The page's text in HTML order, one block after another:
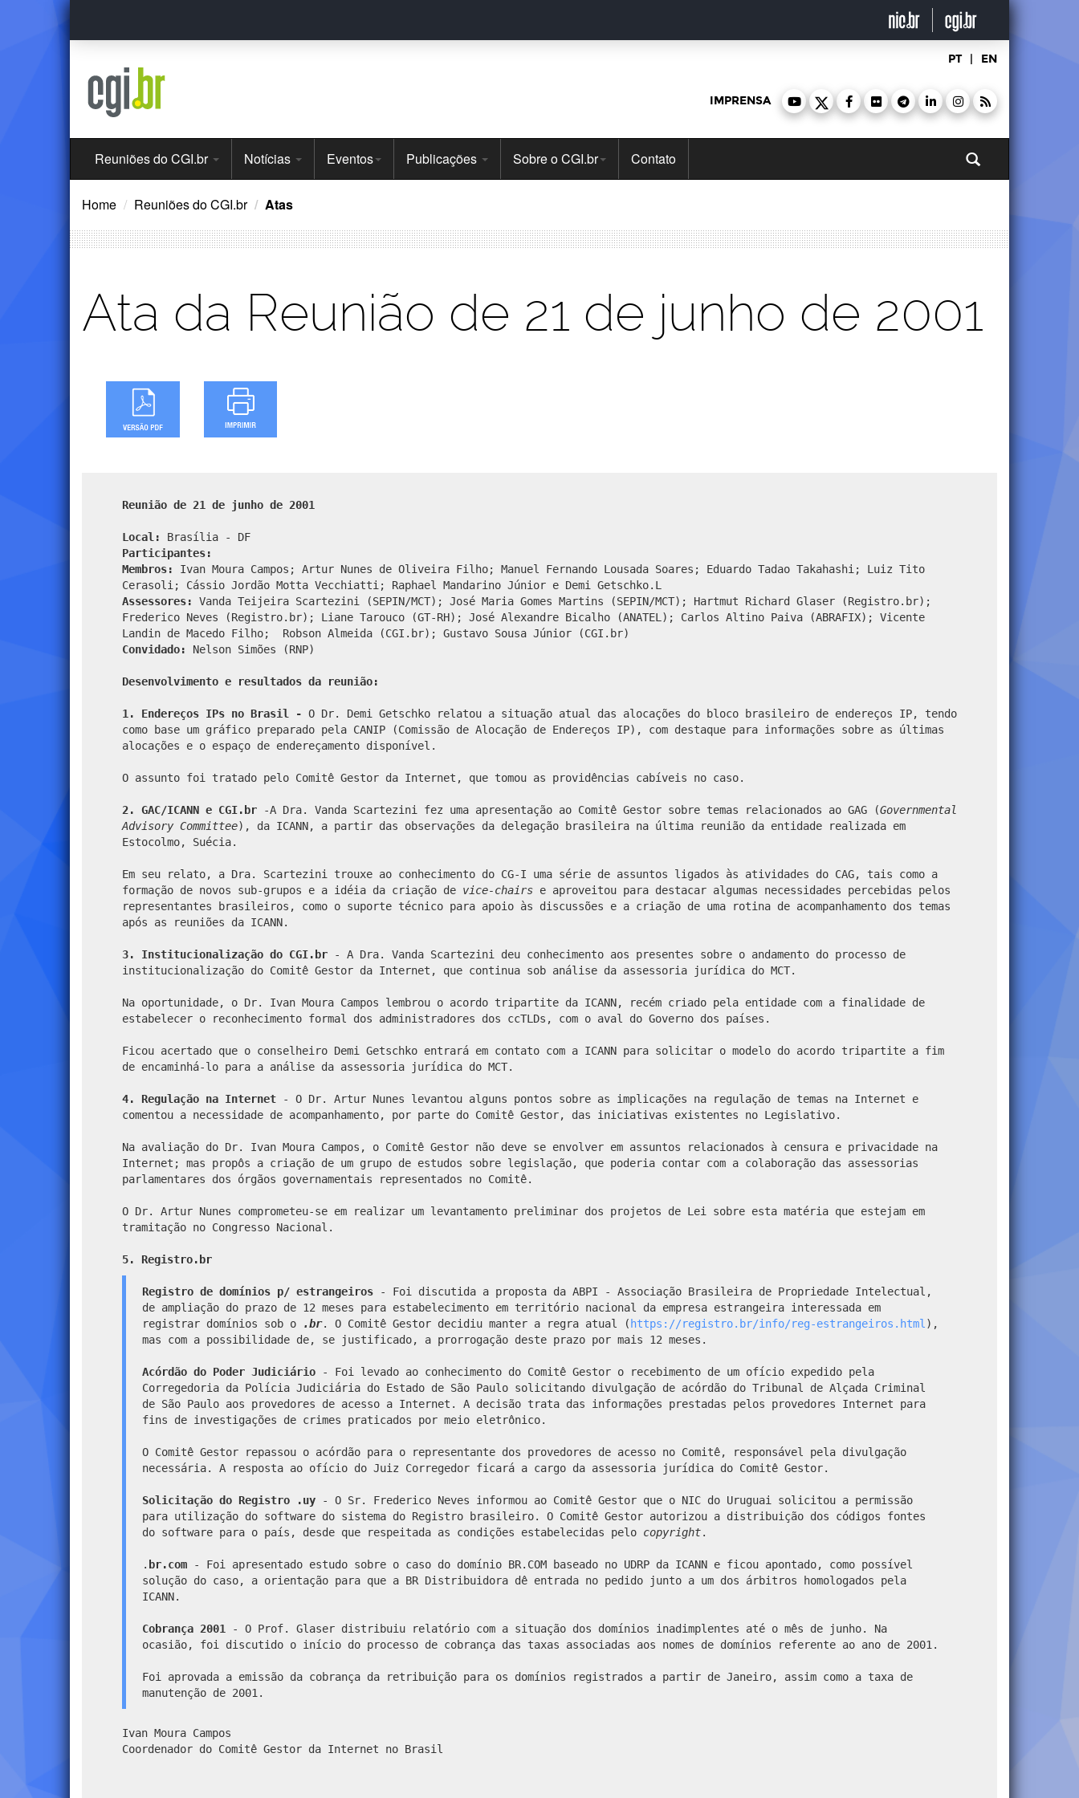
Ir
o
PT | EN
IMPRENSA
Menu
Principal
Reuniões do CGI.br Notícias Eventos Publicações Sobre o CGI.br Contato
Home Reuniões do CGI.br Atas
Ata da Reunião de 21 de junho de 2001
Reunião de 21 de junho de 2001
Local:
Brasília - DF
Participantes:
Membros:
Ivan Moura Campos; Artur Nunes de Oliveira Filho; Manuel Fernando Lousada Soares; Eduardo Tadao Takahashi; Luiz Tito
Cerasoli; Cássio Jordão Motta Vecchiatti; Raphael Mandarino Júnior e Demi Getschko.L
Assessores:
Vanda Teijeira Scartezini (SEPIN/MCT); José Maria Gomes Martins (SEPIN/MCT); Hartmut Richard Glaser (Registro.br);
Frederico Neves (Registro.br); Liane Tarouco (GT-RH); José Alexandre Bicalho (ANATEL); Carlos Altino Paiva (ABRAFIX); Vicente
Landin de Macedo Filho; Robson Almeida (CGI.br); Gustavo Sousa Júnior (CGI.br)
Convidado:
Nelson Simões (RNP)
Desenvolvimento e resultados da reunião:
1. Endereços IPs no Brasil - O Dr. Demi Getschko relatou a situação atual das alocações do bloco brasileiro de endereços IP, tendo
como base um gráfico preparado pela CANIP (Comissão de Alocação de Endereços IP), com destaque para informações sobre as últimas
alocações e o espaço de endereçamento disponível.
O assunto foi tratado pelo Comitê Gestor da Internet, que tomou as providências cabíveis no caso.
2. GAC/ICANN e CGI.br -A Dra. Vanda Scartezini fez uma apresentação ao Comitê Gestor sobre temas relacionados ao GAG (Governmental
Advisory Committee), da ICANN, a partir das observações da delegação brasileira na última reunião da entidade realizada em
Estocolmo, Suécia.
Em seu relato, a Dra. Scartezini trouxe ao conhecimento do CG-I uma série de assuntos ligados às atividades do CAG, tais como a
formação de novos sub-grupos e a idéia da criação de vice-chairs e aproveitou para destacar algumas necessidades percebidas pelos
representantes brasileiros, como o suporte técnico para apoio às discussões e a criação de uma rotina de acompanhamento dos temas
após as reuniões da ICANN.
3. Institucionalização do CGI.br
- A Dra. Vanda Scartezini deu conhecimento aos presentes sobre o andamento do processo de
institucionalização do Comitê Gestor da Internet, que continua sob análise da assessoria jurídica do MCT.
Na oportunidade, o Dr. Ivan Moura Campos lembrou o acordo tripartite da ICANN, recém criado pela entidade com a finalidade de
estabelecer o reconhecimento formal dos administradores dos ccTLDs, com o aval do Governo dos países.
Ficou acertado que o conselheiro Demi Getschko entrará em contato com a ICANN para solicitar o modelo do acordo tripartite a fim
de encaminhá-lo para a análise da assessoria jurídica do MCT.
4. Regulação na Internet
- O Dr. Artur Nunes levantou alguns pontos sobre as implicações na regulação de temas na Internet e
comentou a necessidade de acompanhamento, por parte do Comitê Gestor, das iniciativas existentes no Legislativo.
Na avaliação do Dr. Ivan Moura Campos, o Comitê Gestor não deve se envolver em assuntos relacionados à censura e privacidade na
Internet; mas propôs a criação de um grupo de estudos sobre legislação, que poderia contar com a colaboração das assessorias
parlamentares dos órgãos governamentais representados no Comitê.
O Dr. Artur Nunes comprometeu-se em realizar um levantamento preliminar dos projetos de Lei sobre esta matéria que estejam em
tramitação no Congresso Nacional.
5. Registro.br
Registro de domínios p/ estrangeiros - Foi discutida a proposta da ABPI - Associação Brasileira de Propriedade Intelectual,
de ampliação do prazo de 12 meses para estabelecimento em território nacional da empresa estrangeira interessada em
registrar domínios sob o
.br. O Comitê Gestor decidiu manter a regra atual (https://registro.br/info/reg-estrangeiros.html ),
mas com a possibilidade de, se justificado, a prorrogação deste prazo por mais 12 meses.
Acórdão do Poder Judiciário - Foi levado ao conhecimento do Comitê Gestor o recebimento de um ofício expedido pela
Corregedoria da Polícia Judiciária do Estado de São Paulo solicitando divulgação de acórdão do Tribunal de Alçada Criminal
de São Paulo aos provedores de acesso a Internet. A decisão trata das informações prestadas pelos provedores Internet para
fins de investigações de crimes praticados por meio eletrônico.
O Comitê Gestor repassou o acórdão para o representante dos provedores de acesso no Comitê, responsável pela divulgação
necessária. A resposta ao ofício do Juiz Corregedor ficará a cargo da assessoria jurídica do Comitê Gestor.
Solicitação do Registro .uy - O Sr. Frederico Neves informou ao Comitê Gestor que o NIC do Uruguai solicitou a permissão
para utilização do software do sistema do Registro brasileiro. O Comitê Gestor autorizou a distribuição dos códigos fontes
do software para o país, desde que respeitada as condições estabelecidas pelo copyright.
. br.com - Foi apresentado estudo sobre o caso do domínio BR.COM baseado no UDRP da ICANN e ficou apontado, como possível
solução do caso, a orientação para que a BR Distribuidora dê entrada no pedido junto a um dos árbitros homologados pela
ICANN.
Cobrança 2001
- O Prof. Glaser distribuiu relatório com a situação dos domínios inadimplentes até o mês de junho. Na
ocasião, foi discutido o início do processo de cobrança das taxas associadas aos nomes de domínios referente ao ano de 2001.
Foi aprovada a emissão da cobrança da retribuição para os domínios registrados a partir de Janeiro, assim como a taxa de
manutenção de 2001.
Ivan Moura Campos
Coordenador do Comitê Gestor da Internet no Brasil